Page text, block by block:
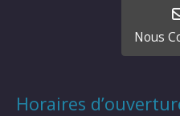
Nous
Horaires